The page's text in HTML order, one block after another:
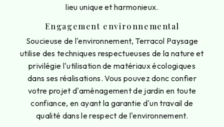
lieu unique et harmonieux.
Engagement environnemental
Soucieuse de l'environnement, Terracol Paysage
utilise des techniques respectueuses de la nature et
privilégie l'utilisation de matériaux écologiques
dans ses réalisations. Vous pouvez donc confier
votre projet d'aménagement de jardin en toute
confiance, en ayant la garantie d'un travail de
qualité dans le respect de l'environnement.